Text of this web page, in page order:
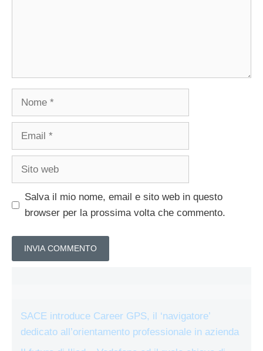
Nome
Email
Sito
Salva il mio nome, email e sito web in questo
browser per la prossima volta che commento.
SACE introduce Career GPS, il ‘navigatore’
dedicato all’orientamento professionale in azienda